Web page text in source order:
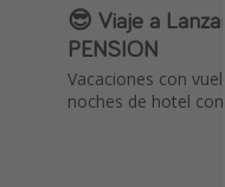
😎 Viaje a
PENSIÓN
Vacaciones con
noches de hotel